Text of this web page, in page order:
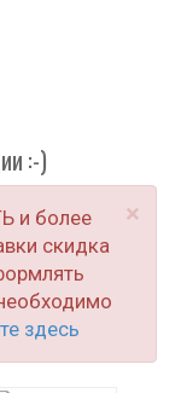
:-)
×
и более
скидка
здесь